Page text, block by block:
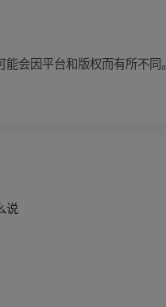
能会因平台和版权而有所不
说